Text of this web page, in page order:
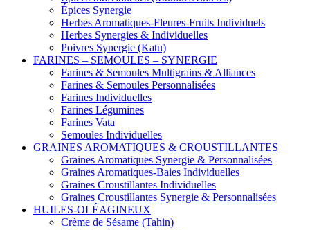
Épices Synergie
Herbes Aromatiques-Fleures-Fruits Individuels
Herbes Synergies & Individuelles
Poivres Synergie (Katu)
FARINES – SEMOULES – SYNERGIE
Farines & Semoules Multigrains & Alliances
Farines & Semoules Personnalisées
Farines Individuelles
Farines Légumines
Farines Vata
Semoules Individuelles
GRAINES AROMATIQUES & CROUSTILLANTES
Graines Aromatiques Synergie & Personnalisées
Graines Aromatiques-Baies Individuelles
Graines Croustillantes Individuelles
Graines Croustillantes Synergie & Personnalisées
HUILES-OLÉAGINEUX
Crème de Sésame (Tahin)